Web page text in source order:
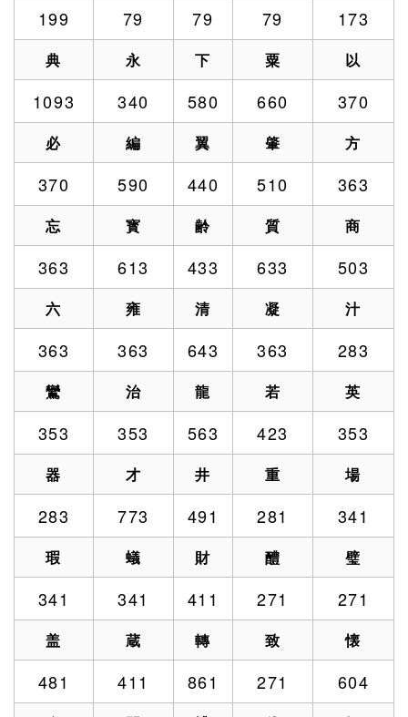
199 79 79 79 173
典 永 下 粟 以
1093 340 580 660 370
必 編 翼 肇 方
370 590 440 510 363
忘 寳 齢 質 商
363 613 433 633 503
六 雍 清 凝 汁
363 363 643 363 283
鸞 治 龍 若 英
353 353 563 423 353
器 才 井 重 場
283 773 491 281 341
瑕 蟻 財 醴 璧
341 341 411 271 271
盖 蔵 轉 致 懐
481 411 861 271 604